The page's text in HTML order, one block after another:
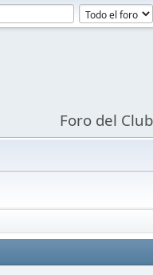
Foro del